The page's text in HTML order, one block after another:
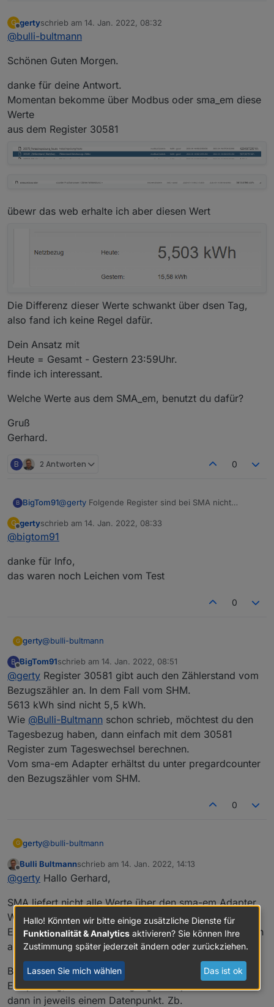
Ich habe den Sunny Trippower 4.o und den SM2
haben,
aber diesen Wert kann ich weder unter Modbus
irgendwie erkennen oder sinnvoll errechnen lassen.
Mache ich das was falsch?
Oder geht das nicht?
Gerhard
G
Offline
gertyschrieb am 14. Jan. 2022, 08:32
zuletzt editiert von
@bulli-bultmann
Schönen Guten Morgen.
danke für deine Antwort.
Momentan bekomme über Modbus oder sma_em diese
Werte
aus dem Register 30581
übewr das web erhalte ich aber diesen Wert
Die Differenz dieser Werte schwankt über dsen Tag,
also fand ich keine Regel dafür.
Dein Ansatz mit
Heute = Gesamt - Gestern 23:59Uhr.
finde ich interessant.
Welche Werte aus dem SMA_em, benutzt du dafür?
Gruß
Gerhard.
B 2 Antworten 0
B BigTom91@gerty Folgende Register sind bei SMA nicht
G
Offline
gertyschrieb am 14. Jan. 2022, 08:33
zuletzt editiert von
@bigtom91
danke für Info,
das waren noch Leichen vom Test
0
G gerty@bulli-bultmann
Schönen Guten Morgen.
danke für deine Antwort.
Momentan bekomme über Modbus oder sma_em diese
Werte
aus dem Register 30581
Die Differenz dieser Werte schwankt über dsen Tag, also
fand ich keine Regel dafür.
Dein Ansatz mit
Heute = Gesamt - Gestern 23:59Uhr.
finde ich interessant.
Welche Werte aus dem SMA_em, benutzt du dafür?
Gruß
B
Offline
BigTom91schrieb am 14. Jan. 2022, 08:51
zuletzt editiert von
@gerty Register 30581 gibt auch den Zählerstand vom
Bezugszähler an. In dem Fall vom SHM.
5613 kWh sind nicht 5,5 kWh.
Wie @Bulli-Bultmann schon schrieb, möchtest du den
Tagesbezug haben, dann einfach mit dem 30581
Register zum Tageswechsel berechnen.
Vom sma-em Adapter erhältst du unter pregardcounter
den Bezugszähler vom SHM.
0
G gerty@bulli-bultmann
Schönen Guten Morgen.
Momentan bekomme über Modbus oder sma_em diese
aus dem Register 30581
Die Differenz dieser Werte schwankt über dsen Tag, also
fand ich keine Regel dafür.
Dein Ansatz mit
Heute = Gesamt - Gestern 23:59Uhr.
finde ich interessant.
Welche Werte aus dem SMA_em, benutzt du dafür?
Gruß
Gerhard.
Offline
Bulli Bultmannschrieb am 14. Jan. 2022, 14:13
zuletzt editiert von
@gerty Hallo Gerhard,
SMA liefert nicht alle Werte über den sma-em Adapter.
Wie BigTom91 schon geschrieben hat.
Einige Werte kann man sowohl über Modbus oder eben
auch über sma-em bekommen.
Bei mir nehme ich die Werte für Netzbezug,
Einspeisung, Gesamterzeugung und speichere diese
dann in jeweils einem Datenpunkt. Zb.
Hallo! Könnten wir bitte einige zusätzliche Dienste für
Funktionalität & Analytics aktivieren? Sie können Ihre
Zustimmung später jederzeit ändern oder zurückziehen.
Lassen Sie mich wählen Das ist ok